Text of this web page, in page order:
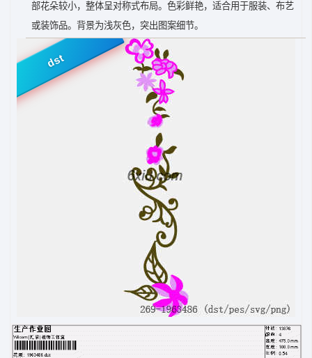
部花朵较小，整体呈对称式布局。色彩鲜艳，适合用于服装、布艺
或装饰品。背景为浅灰色，突出图案细节。
dst